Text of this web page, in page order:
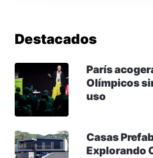
Destacados
París
Olímpicos
uso
Casas
Explorando